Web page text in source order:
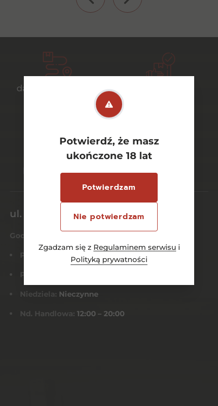
Potwierdź, że masz
ukończone 18 lat
Potwierdzam
Nie potwierdzam
Zgadzam się z Regulaminem serwisu i
Polityką prywatności
darmowa dostawa
bezpieczne
szeroki wybór
ul. Dworcowa 26/6
Godziny otwarcia
Pn-Czw: 8:00 – 21:00
Pt-Sob:
Niedziela: Nieczynne
Nd. Handlowa: 12:00 – 20:00